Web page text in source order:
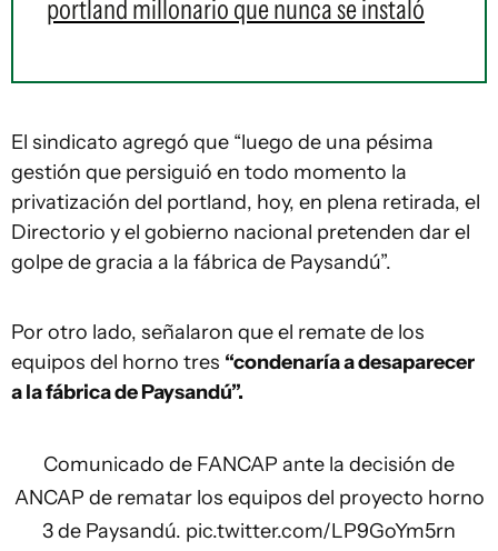
portland millonario que nunca se instaló
El sindicato agregó que “luego de una pésima
gestión que persiguió en todo momento la
privatización del portland, hoy, en plena retirada, el
Directorio y el gobierno nacional pretenden dar el
golpe de gracia a la fábrica de Paysandú”.
Por otro lado, señalaron que el remate de los
equipos del horno tres “condenaría a desaparecer
a la fábrica de Paysandú”.
Comunicado de FANCAP ante la decisión de
ANCAP de rematar los equipos del proyecto horno
3 de Paysandú. pic.twitter.com/LP9GoYm5rn